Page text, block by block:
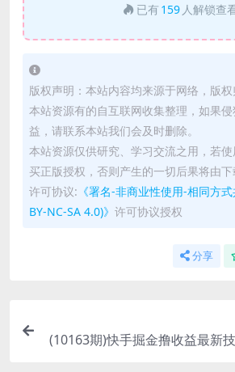
已有 159 人解锁查
版权声明：本站内容均来源于网络，版权
本站资源有的自互联网收集整理，如果
益，请联系本站我们会及时删除。
本站资源仅供研究、学习交流之用，若
买正版授权，否则产生的一切后果将由
许可协议: 《署名-非商业性使用-相同方
BY-NC-SA 4.0)》 许可协议授权
分享
(10163期)快手掘金撸收益最新